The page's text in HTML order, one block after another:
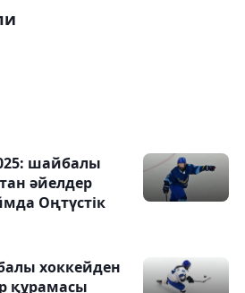
шайбалы
әйелдер
Оңтүстік
хоккейден
құрамасы